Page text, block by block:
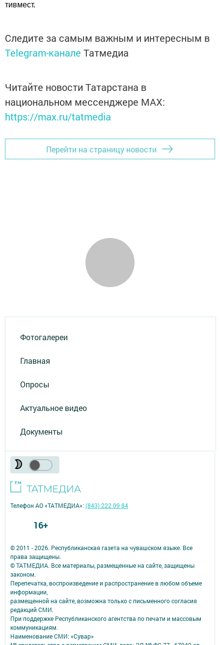
тивмест.
Следите за самым важным и интересным в
Telegram-канале Татмедиа
Читайте новости Татарстана в
национальном мессенджере MАХ:
https://max.ru/tatmedia
Перейти на страницу новости
Фотогалереи
Главная
Опросы
Актуальное видео
Документы
© 2011 - 2026. Республиканская газета на чувашском языке. Все
права защищены.
© ТАТМЕДИА. Все материалы, размещенные на сайте, защищены
законом.
Перепечатка, воспроизведение и распространение в любом объеме
информации,
размещенной на сайте, возможна только с письменного согласия
редакций СМИ.
При поддержке Республиканского агентства по печати и массовым
коммуникациям.
Наименование СМИ: «Сувар»
Телефон АО «ТАТМЕДИА»:(843) 222 09 84
16+